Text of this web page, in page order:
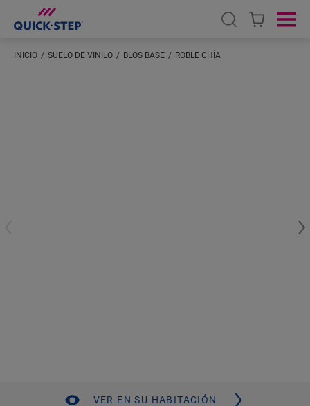
Open search
INICIO SUELO DE VINILO BLOS BASE ROBLE CHÍA
VER EN SU HABITACIÓN